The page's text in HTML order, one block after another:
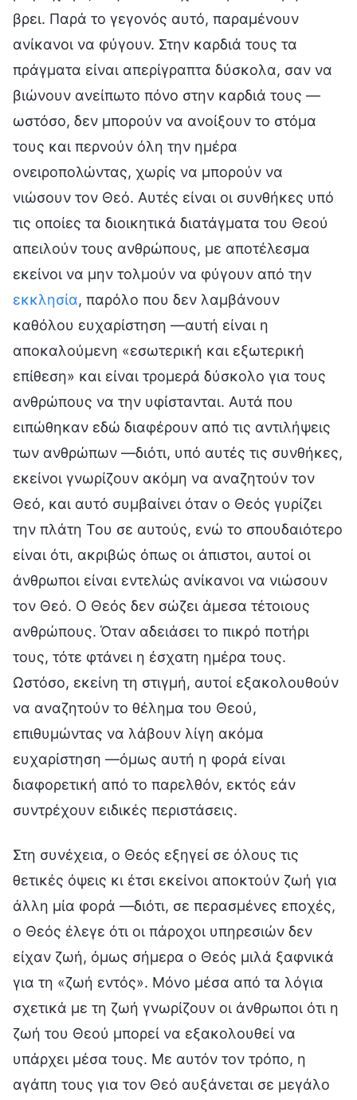
βρει. Παρά το γεγονός αυτό, παραμένουν
ανίκανοι να φύγουν. Στην καρδιά τους τα
πράγματα είναι απερίγραπτα δύσκολα, σαν να
βιώνουν ανείπωτο πόνο στην καρδιά τους —
ωστόσο, δεν μπορούν να ανοίξουν το στόμα
τους και περνούν όλη την ημέρα
ονειροπολώντας, χωρίς να μπορούν να
νιώσουν τον Θεό. Αυτές είναι οι συνθήκες υπό
τις οποίες τα διοικητικά διατάγματα του Θεού
απειλούν τους ανθρώπους, με αποτέλεσμα
εκείνοι να μην τολμούν να φύγουν από την
εκκλησία, παρόλο που δεν λαμβάνουν
καθόλου ευχαρίστηση —αυτή είναι η
αποκαλούμενη «εσωτερική και εξωτερική
επίθεση» και είναι τρομερά δύσκολο για τους
ανθρώπους να την υφίστανται. Αυτά που
ειπώθηκαν εδώ διαφέρουν από τις αντιλήψεις
των ανθρώπων —διότι, υπό αυτές τις συνθήκες,
εκείνοι γνωρίζουν ακόμη να αναζητούν τον
Θεό, και αυτό συμβαίνει όταν ο Θεός γυρίζει
την πλάτη Του σε αυτούς, ενώ το σπουδαιότερο
είναι ότι, ακριβώς όπως οι άπιστοι, αυτοί οι
άνθρωποι είναι εντελώς ανίκανοι να νιώσουν
τον Θεό. Ο Θεός δεν σώζει άμεσα τέτοιους
ανθρώπους. Όταν αδειάσει το πικρό ποτήρι
τους, τότε φτάνει η έσχατη ημέρα τους.
Ωστόσο, εκείνη τη στιγμή, αυτοί εξακολουθούν
να αναζητούν το θέλημα του Θεού,
επιθυμώντας να λάβουν λίγη ακόμα
ευχαρίστηση —όμως αυτή η φορά είναι
διαφορετική από το παρελθόν, εκτός εάν
συντρέχουν ειδικές περιστάσεις.
Στη συνέχεια, ο Θεός εξηγεί σε όλους τις
θετικές όψεις κι έτσι εκείνοι αποκτούν ζωή για
άλλη μία φορά —διότι, σε περασμένες εποχές,
ο Θεός έλεγε ότι οι πάροχοι υπηρεσιών δεν
είχαν ζωή, όμως σήμερα ο Θεός μιλά ξαφνικά
για τη «ζωή εντός». Μόνο μέσα από τα λόγια
σχετικά με τη ζωή γνωρίζουν οι άνθρωποι ότι η
ζωή του Θεού μπορεί να εξακολουθεί να
υπάρχει μέσα τους. Με αυτόν τον τρόπο, η
αγάπη τους για τον Θεό αυξάνεται σε μεγάλο